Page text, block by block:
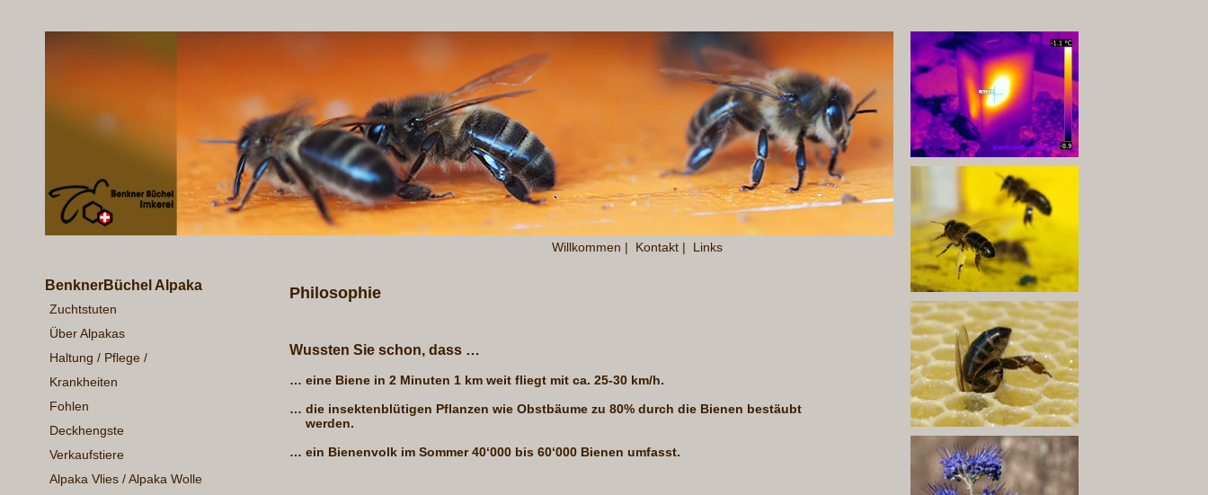
Willkommen | Kontakt | Links
BenknerBüchel Alpaka
Zuchtstuten
Über Alpakas
Haltung / Pflege /
Krankheiten
Fohlen
Deckhengste
Verkaufstiere
Alpaka Vlies / Alpaka Wolle
Philosophie
Wussten Sie schon, dass …
… eine Biene in 2 Minuten 1 km weit fliegt mit ca. 25-30 km/h.
… die insektenblütigen Pflanzen wie Obstbäume zu 80% durch die Bienen bestäubt
werden.
… ein Bienenvolk im Sommer 40‘000 bis 60‘000 Bienen umfasst.